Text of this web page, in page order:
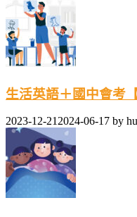
生活英語＋國中會考
2023-12-212024-06-17 by